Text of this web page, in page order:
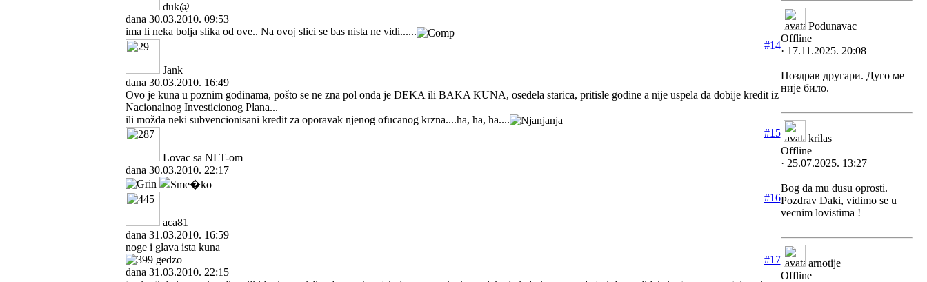
duk@
dana 30.03.2010. 09:53
ima li neka bolja slika od ove.. Na ovoj slici se bas nista ne vidi......
#14
Jank
dana 30.03.2010. 16:49
Ovo je kuna u poznim godinama, pošto se ne zna pol onda je DEKA ili BAKA KUNA, osedela starica, pritisle godine a nije uspela da dobije kredit iz
Nacionalnog Investicionog Plana...
ili možda neki subvencionisani kredit za oporavak njenog ofucanog krzna....ha, ha, ha....
#15
Lovac sa NLT-om
dana 30.03.2010. 22:17
#16
aca81
dana 31.03.2010. 16:59
noge i glava ista kuna
#17
gedzo
dana 31.03.2010. 22:15
Podunavac
Offline
· 17.11.2025. 20:08
Поздрав другари. Дуго ме
није било.
krilas
Offline
· 25.07.2025. 13:27
Bog da mu dusu oprosti.
Pozdrav Daki, vidimo se u
vecnim lovistima !
arnotije
Offline